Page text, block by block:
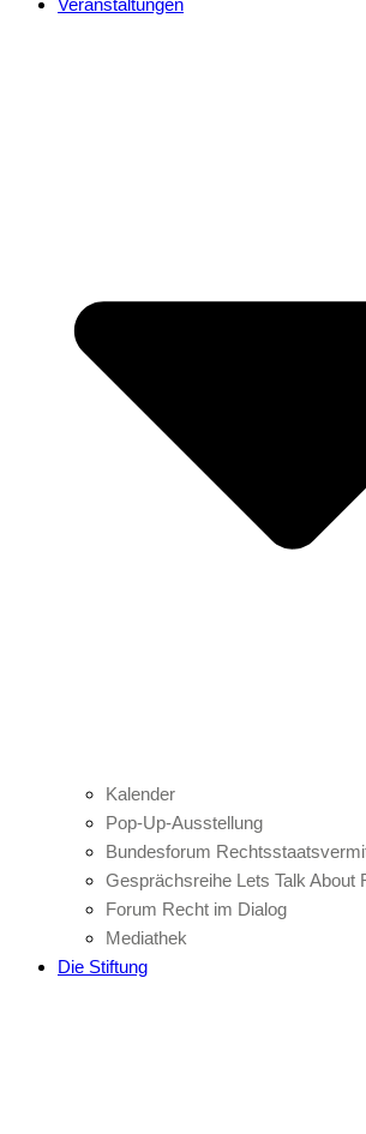
Veranstaltungen
Kalender
Pop-Up-Ausstellung
Bundesforum
Gesprächsreihe Lets Talk About
Forum Recht im Dialog
Mediathek
Die Stiftung